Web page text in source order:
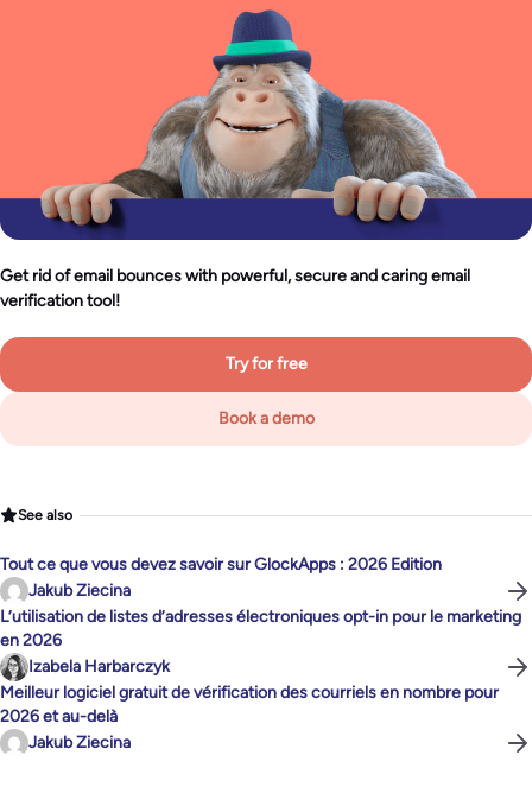
Get rid of email bounces with powerful, secure and caring email
verification tool!
Try for free
Book a demo
See also
Tout ce que vous devez savoir sur GlockApps : 2026 Edition
Jakub Ziecina
L’utilisation de listes d’adresses électroniques opt-in pour le marketing
en 2026
Izabela Harbarczyk
Meilleur logiciel gratuit de vérification des courriels en nombre pour
2026 et au-delà
Jakub Ziecina